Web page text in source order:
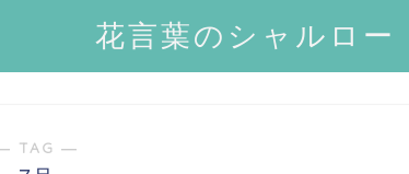
花言葉のシャルロー
TAG ―